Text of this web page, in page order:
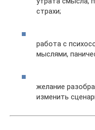
страхи;
работа с
мыслями,
желание
изменить